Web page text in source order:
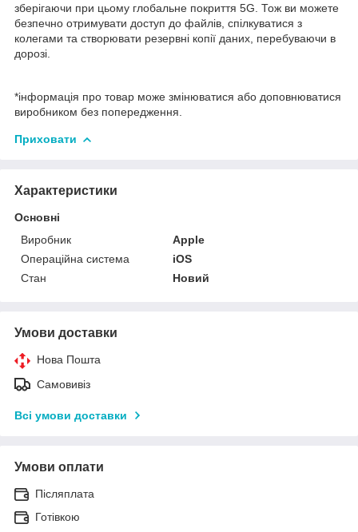
зберігаючи при цьому глобальне покриття 5G. Тож ви можете
безпечно отримувати доступ до файлів, спілкуватися з
колегами та створювати резервні копії даних, перебуваючи в
дорозі.
*інформація про товар може змінюватися або доповнюватися
виробником без попередження.
Приховати
Характеристики
Основні
Виробник
Apple
Операційна система
iOS
Стан
Новий
Умови доставки
Нова Пошта
Самовивіз
Всі умови доставки
Умови оплати
Післяплата
Готівкою